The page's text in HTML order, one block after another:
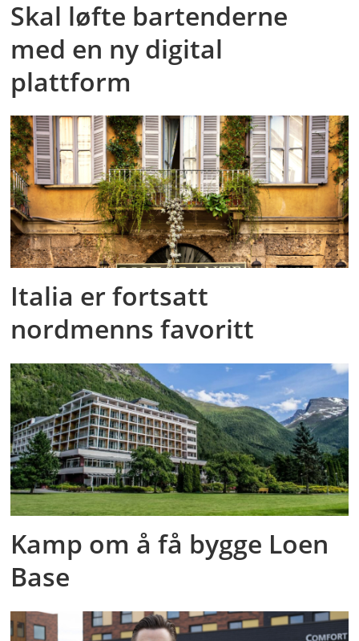
Skal løfte bartenderne
med en ny digital
plattform
Italia er fortsatt
nordmenns favoritt
Kamp om å få bygge Loen
Base